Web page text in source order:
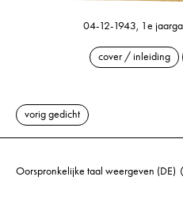
04-12-1943, 1e
cover / inleiding
vorig gedicht
Oorspronkelijke taal weergeven (DE)